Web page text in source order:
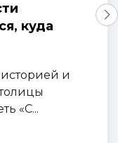
куда
историей и
«С...